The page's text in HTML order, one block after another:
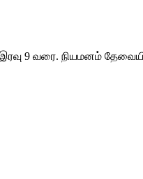
இரவு 9 வரை. நியமனம்